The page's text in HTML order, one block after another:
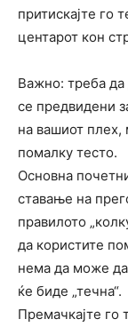
притискајте го
центарот кон
Важно: треба да
се предвидени
на вашиот плех,
помалку тесто.
Основна
ставање на
правилото
да користите
нема да може
ќе биде „течна“.
Премачкајте го